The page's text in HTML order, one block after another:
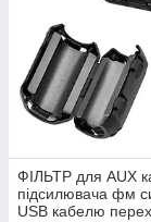
ФІЛЬТР для AUX
підсилювача фм
USB кабелю